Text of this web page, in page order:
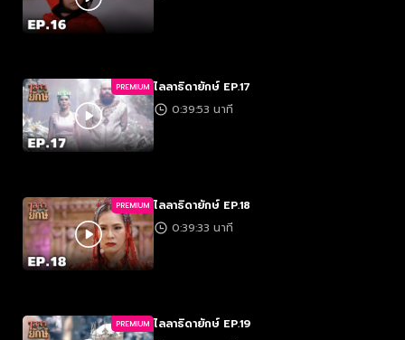
PREMIUM ไลลาธิดายักษ์ EP.17
0:39:53 นาที
PREMIUM ไลลาธิดายักษ์ EP.18
0:39:33 นาที
PREMIUM ไลลาธิดายักษ์ EP.19